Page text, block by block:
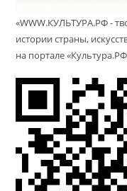
«WWW.КУЛЬТУРА.РФ -
истории страны,
на портале